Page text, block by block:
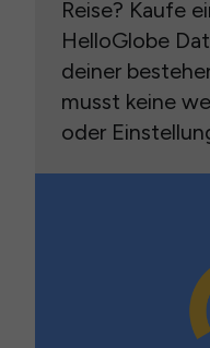
Reise? Kaufe
HelloGlobe
deiner
musst keine
oder